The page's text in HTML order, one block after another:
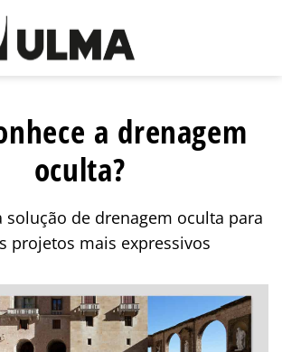
a drenagem
oculta?
solução de drenagem oculta para
projetos mais expressivos